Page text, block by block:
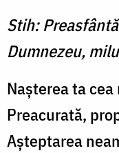
Stih:
Dumnezeu,
Naşterea ta
Preacurată,
Aştepta­rea